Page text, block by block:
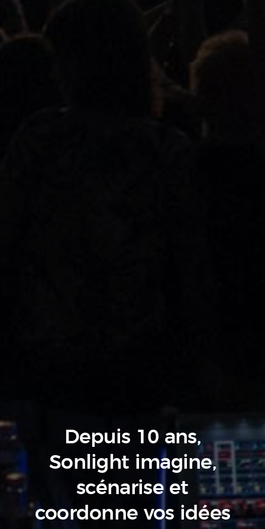
Depuis 10 ans,
Sonlight imagine,
scénariseet
coordonne vos idées